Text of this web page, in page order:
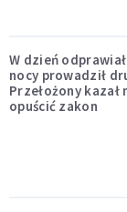
W dzień
nocy prowadził
Przełożony kazał
opuścić zakon